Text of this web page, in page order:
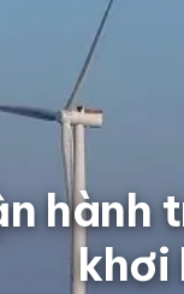
hành
khơi